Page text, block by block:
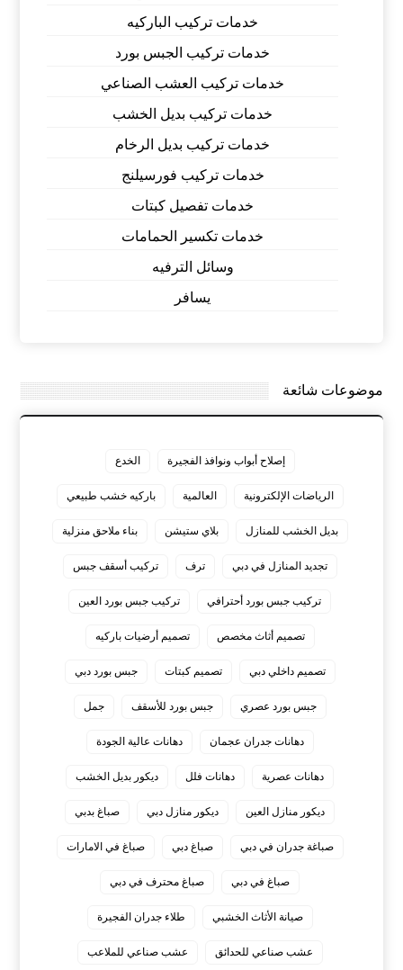
خدمات تركيب الباركيه
خدمات تركيب الجبس بورد
خدمات تركيب العشب الصناعي
خدمات تركيب بديل الخشب
خدمات تركيب بديل الرخام
خدمات تركيب فورسيلنج
خدمات تفصيل كبتات
خدمات تكسير الحمامات
وسائل الترفيه
يسافر
موضوعات شائعة
إصلاح أبواب ونوافذ الفجيرة الخدع
الرياضات الإلكترونية العالمية باركيه خشب طبيعي
بديل الخشب للمنازل بلاي ستيشن بناء ملاحق منزلية
تجديد المنازل في دبي ترف تركيب أسقف جبس
تركيب جبس بورد أحترافي تركيب جبس بورد العين
تصميم أثاث مخصص تصميم أرضيات باركيه
تصميم داخلي دبي تصميم كبتات جبس بورد دبي
جبس بورد عصري جبس بورد للأسقف جمل
دهانات جدران عجمان دهانات عالية الجودة
دهانات عصرية دهانات فلل ديكور بديل الخشب
ديكور منازل العين ديكور منازل دبي صباغ بدبي
صباغة جدران في دبي صباغ دبي صباغ في الامارات
صباغ في دبي صباغ محترف في دبي
صيانة الأثاث الخشبي طلاء جدران الفجيرة
عشب صناعي للحدائق عشب صناعي للملاعب